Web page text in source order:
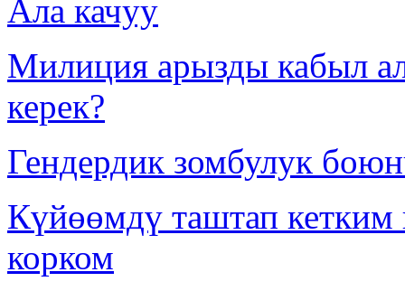
Ала качуу
Милиция арызды кабыл
керек?
Гендердик зомбулук
Күйөөмдү таштап кетким
корком